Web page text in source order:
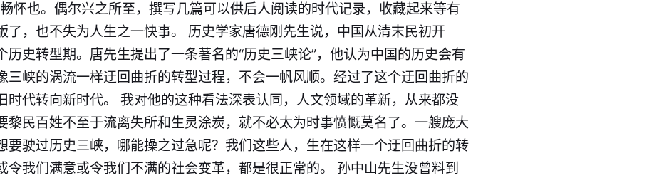
怀也。偶尔兴之所至，撰写几篇可以供后人阅读的时代记录，收藏起来等有
了，也不失为人生之一快事。 历史学家唐德刚先生说，中国从清末民初开
历史转型期。唐先生提出了一条著名的“历史三峡论”，他认为中国的历史会有
三峡的涡流一样迂回曲折的转型过程，不会一帆风顺。经过了这个迂回曲折的
时代转向新时代。 我对他的这种看法深表认同，人文领域的革新，从来都没
黎民百姓不至于流离失所和生灵涂炭，就不必太为时事愤慨莫名了。一艘庞大
要驶过历史三峡，哪能操之过急呢？我们这些人，生在这样一个迂回曲折的转
令我们满意或令我们不满的社会变革，都是很正常的。 孙中山先生没曾料到